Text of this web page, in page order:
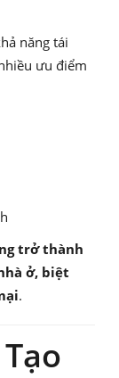
năng tái
ưu điểm
trở thành
ở, biệt
.